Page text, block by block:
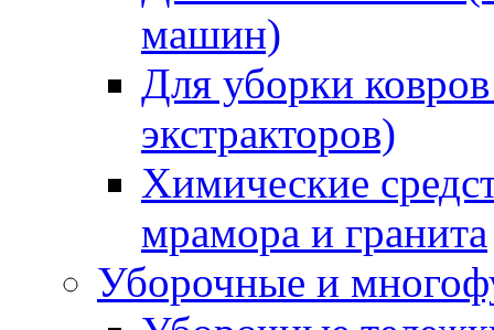
машин)
Для уборки
экстракторов)
Химические
мрамора и гранита
Уборочные и